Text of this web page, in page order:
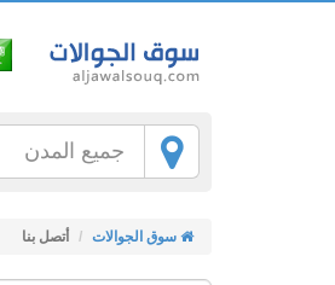
جميع المدن
سوق الجوالات أتصل بنا